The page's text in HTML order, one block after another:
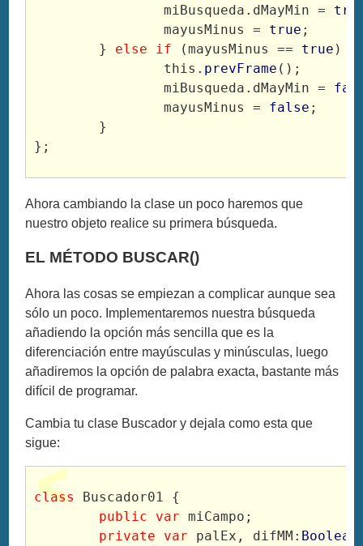
		miBusqueda.dMayMin =
		mayusMinus =
true ;
	}
else if (mayusMinus == true ) {
		this.
prevFrame ();
		miBusqueda.dMayMin =
		mayusMinus =
false ;
	}
};
Ahora cambiando la clase un poco haremos que
nuestro objeto realice su primera búsqueda.
EL MÉTODO BUSCAR()
Ahora las cosas se empiezan a complicar aunque sea
sólo un poco. Implementaremos nuestra búsqueda
añadiendo la opción más sencilla que es la
diferenciación entre mayúsculas y minúsculas, luego
añadiremos la opción de palabra exacta, bastante más
difícil de programar.
Cambia tu clase Buscador y dejala como esta que
sigue:
class
Buscador01 {
public
var miCampo;
private
var palEx, difMM: Boolean